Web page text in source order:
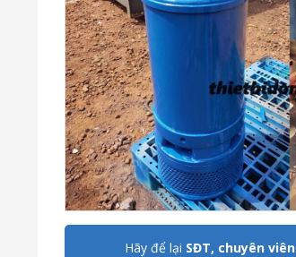
Hãy để lại SĐT, chuyên